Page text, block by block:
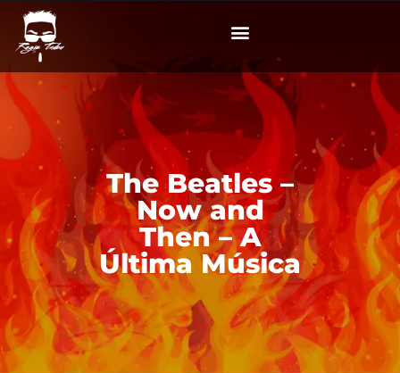
The Beatles –
Now and
Then – A
Última Música